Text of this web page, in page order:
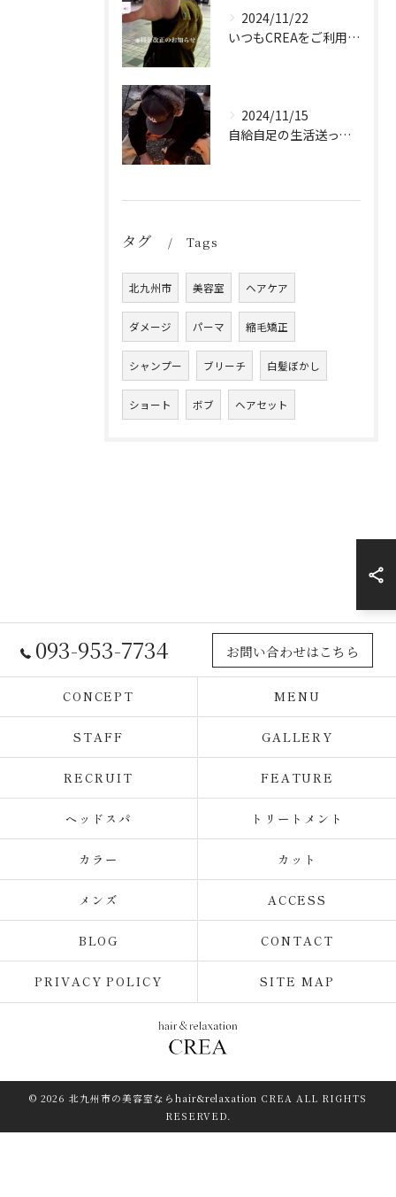
2024/11/22
いつもCREAをご利用頂き誠に有難う御座います！
2024/11/15
自給自足の生活送ってます
タグ Tags
北九州市 美容室 ヘアケア
ダメージ パーマ 縮毛矯正
シャンプー ブリーチ 白髪ぼかし
ショート ボブ ヘアセット
093-953-7734 お問い合わせはこちら
CONCEPT MENU
STAFF GALLERY
RECRUIT FEATURE
ヘッドスパ トリートメント
カラー カット
メンズ ACCESS
BLOG CONTACT
PRIVACY POLICY SITE MAP
© 2026 北九州市の美容室ならhair&relaxation CREA ALL RIGHTS
RESERVED.